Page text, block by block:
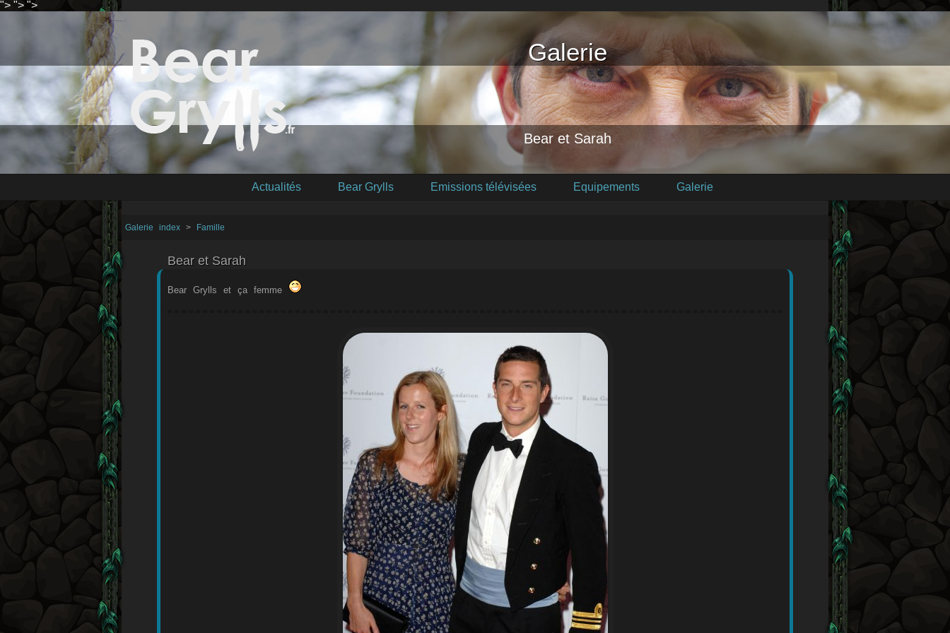
"> "> ">
Galerie
Bear et Sarah
Actualités Bear Grylls Emissions télévisées Equipements Galerie
Galerie index > Famille
Bear et Sarah
Bear Grylls et ça femme